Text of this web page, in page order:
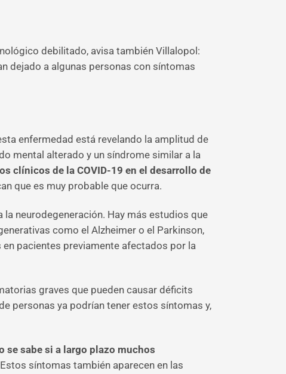
debilitado, avisa también Villalopol:
dejado a algunas personas con síntomas
enfermedad está revelando la amplitud de
mental alterado y un síndrome similar a la
clínicos de la COVID-19 en el desarrollo de
que es muy probable que ocurra.
neurodegeneración. Hay más estudios que
como el Alzheimer o el Parkinson,
pacientes previamente afectados por la
graves que pueden causar déficits
personas ya podrían tener estos síntomas y,
se sabe si a largo plazo muchos
síntomas también aparecen en las